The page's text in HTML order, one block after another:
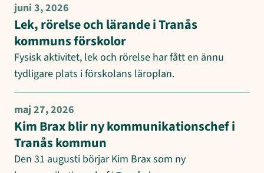
juni 3, 2026
Lek, rörelse och lärande i Tranås
kommuns förskolor
Fysisk aktivitet, lek och rörelse har fått en ännu
tydligare plats i förskolans läroplan.
maj 27, 2026
Kim Brax blir ny kommunikationschef i
Tranås kommun
Den 31 augusti börjar Kim Brax som ny